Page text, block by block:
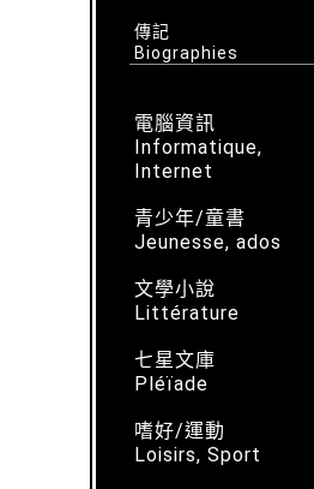
傳記
Biographies
電腦資訊
Informatique,
Internet
青少年/童書
Jeunesse, ados
文學小說
Littérature
七星文庫
Pléïade
嗜好/運動
Loisirs, Sport